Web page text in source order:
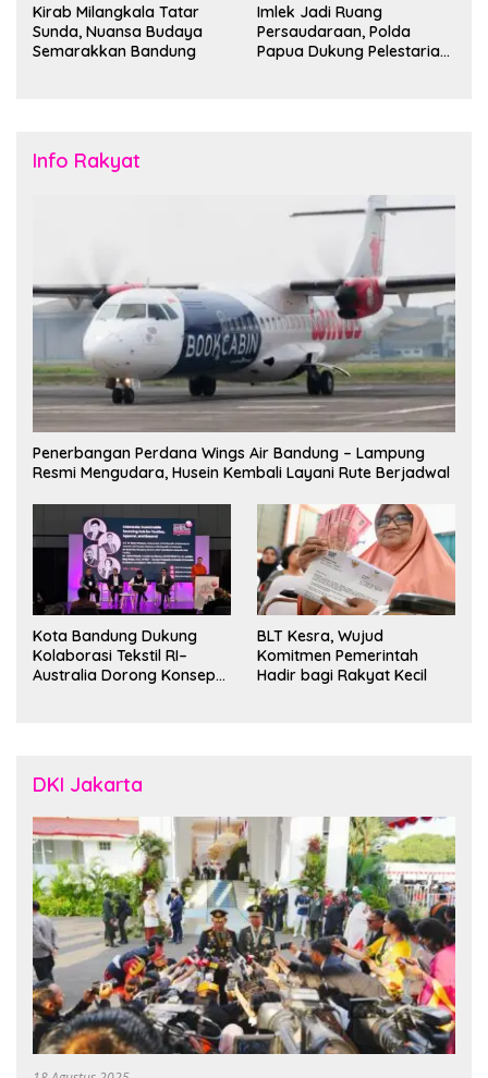
Kirab Milangkala Tatar
Sunda, Nuansa Budaya
Semarakkan Bandung
Imlek Jadi Ruang
Persaudaraan, Polda
Papua Dukung Pelestarian
Info Rakyat
Penerbangan Perdana Wings Air Bandung – Lampung
Resmi Mengudara, Husein Kembali Layani Rute Berjadwal
Kota Bandung Dukung
Kolaborasi Tekstil RI–
Australia Dorong Konsep
BLT Kesra, Wujud
Komitmen Pemerintah
Hadir bagi Rakyat Kecil
DKI Jakarta